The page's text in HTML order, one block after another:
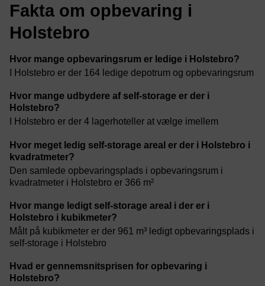
Fakta om opbevaring i
Holstebro
Hvor mange opbevaringsrum er ledige i Holstebro?
I Holstebro er der 164 ledige depotrum og opbevaringsrum
Hvor mange udbydere af self-storage er der i
Holstebro?
I Holstebro er der 4 lagerhoteller at vælge imellem
Hvor meget ledig self-storage areal er der i Holstebro i
kvadratmeter?
Den samlede opbevaringsplads i opbevaringsrum i
kvadratmeter i Holstebro er 366 m²
Hvor mange ledigt self-storage areal i der er i
Holstebro i kubikmeter?
Målt på kubikmeter er der 961 m³ ledigt opbevaringsplads i
self-storage i Holstebro
Hvad er gennemsnitsprisen for opbevaring i
Holstebro?